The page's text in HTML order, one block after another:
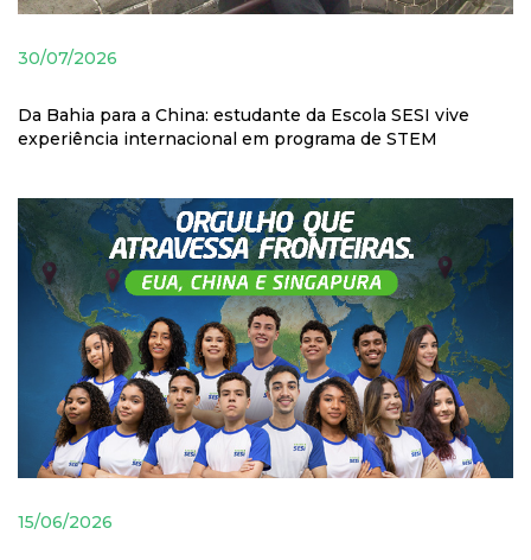
30/07/2026
Da Bahia para a China: estudante da Escola SESI vive
experiência internacional em programa de STEM
15/06/2026